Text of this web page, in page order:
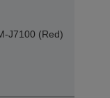
J7100 (Red)